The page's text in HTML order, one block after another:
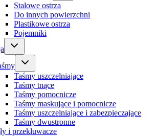
Stalowe ostrza
Do innych powierzchni
Plastikowe ostrza
Pojemniki
Taśmy uszczelniające
Taśmy tnące
Taśmy pomocnicze
Taśmy maskujące i pomocnicze
Taśmy uszczelniające i zabezpieczające
Taśmy dwustronne
i przekłuwacze